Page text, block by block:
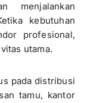
menjalankan
kebutuhan
profesional,
utama.
pada distribusi
tamu, kantor